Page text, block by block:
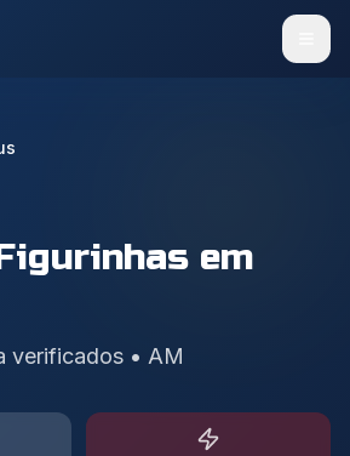
em
verificados • AM